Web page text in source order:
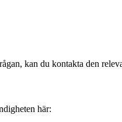
kan du kontakta den
här: